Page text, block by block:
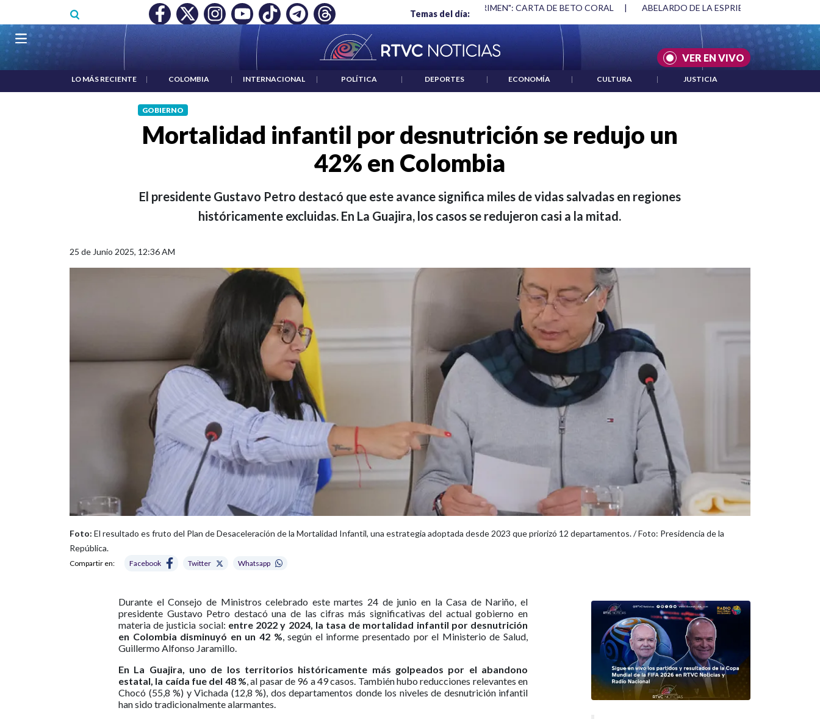
Temas del día:
MÍNIMO NO DESTRUYÓ EMPLEO: JP MORGAN | "HABLAR NO ES UN CRIMEN": CARTA DE BETO CORAL ABELARDO DE LA ESPRIELLA Y DMG | ACUERDOS ENTRE ESTADOS UNIDOS E
VER EN VIVO
Navegación principal
LO MÁS RECIENTE | COLOMBIA | INTERNACIONAL | POLÍTICA | DEPORTES | ECONOMÍA | CULTURA | JUSTICIA
GOBIERNO
Mortalidad infantil por desnutrición se redujo un
42% en Colombia
El presidente Gustavo Petro destacó que este avance significa miles de vidas salvadas en regiones
históricamente excluidas. En La Guajira, los casos se redujeron casi a la mitad.
25 de Junio 2025, 12:36 AM
Foto: El resultado es fruto del Plan de Desaceleración de la Mortalidad Infantil, una estrategia adoptada desde 2023 que priorizó 12 departamentos. / Foto: Presidencia de la
República.
Compartir en: Facebook Twitter Whatsapp
Durante el Consejo de Ministros celebrado este martes 24 de junio en la Casa de Nariño, el
presidente Gustavo Petro destacó una de las cifras más significativas del actual gobierno en
materia de justicia social: entre 2022 y 2024, la tasa de mortalidad infantil por desnutrición
en Colombia disminuyó en un 42 %, según el informe presentado por el Ministerio de Salud,
Guillermo Alfonso Jaramillo.
En La Guajira, uno de los territorios históricamente más golpeados por el abandono
estatal, la caída fue del 48 %, al pasar de 96 a 49 casos. También hubo reducciones relevantes en
Chocó (55,8 %) y Vichada (12,8 %), dos departamentos donde los niveles de desnutrición infantil
han sido tradicionalmente alarmantes.